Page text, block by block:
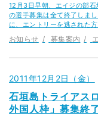
12月3日早朝、エイジの部
の選手募集は全て終了しま
に、エントリーを逃された
お知らせ 募集案内
2011年12月2日（金）
石垣島トライアス
外国人枠」募集終